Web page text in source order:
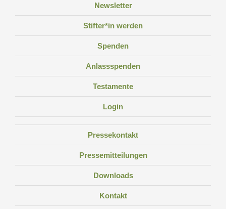
Newsletter
Stifter*in werden
Spenden
Anlassspenden
Testamente
Login
Pressekontakt
Pressemitteilungen
Downloads
Kontakt